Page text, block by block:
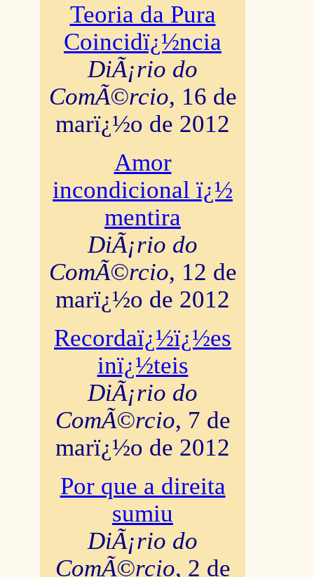
Teoria da Pura
Coincidï¿½ncia
DiÃ¡rio do
ComÃ©rcio, 16 de
marï¿½o de 2012
Amor
incondicional ï¿½
mentira
DiÃ¡rio do
ComÃ©rcio, 12 de
marï¿½o de 2012
Recordaï¿½ï¿½es
inï¿½teis
DiÃ¡rio do
ComÃ©rcio, 7 de
marï¿½o de 2012
Por que a direita
sumiu
DiÃ¡rio do
ComÃ©rcio, 2 de